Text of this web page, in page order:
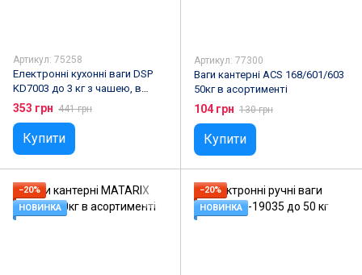
Артикул: 75258
Електронні кухонні ваги DSP
KD7003 до 3 кг з чашею, в
асортименті
353 грн 441 грн
Купити
Артикул: 77300
Ваги кантерні ACS 168/601/603
50кг в асортименті
104 грн 130 грн
Купити
−20%
НОВИНКА
−20%
НОВИНКА